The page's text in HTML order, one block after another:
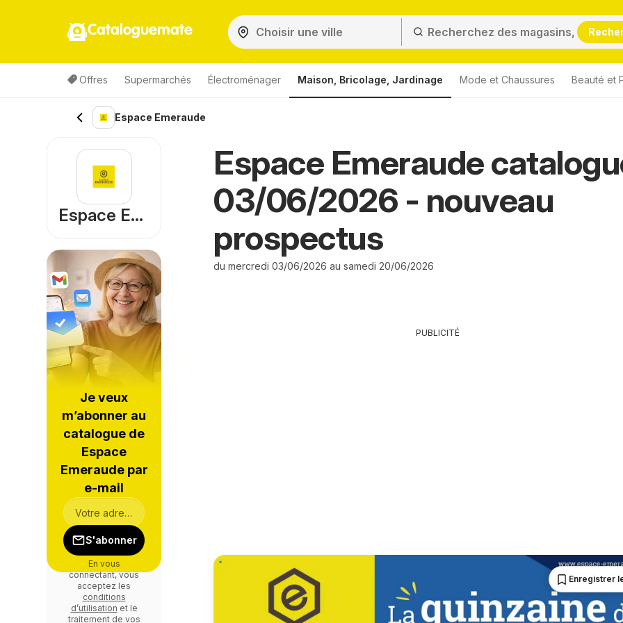
Cataloguemate
Offres Supermarchés Électroménager Maison, Bricolage, Jardinage Mode et Chaussures Beauté et
Espace Emeraude
Espace Emeraude
03/06/2026 - nouveau
prospectus
du mercredi 03/06/2026 au samedi 20/06/2026
PUBLICITÉ
Enregistrer
Espace Emeraude
Je veux
m’abonner au
catalogue de
Espace
Emeraude par
e-mail
S'abonner
En vous
connectant, vous
acceptez les
conditions
d’utilisation et le
traitement de vos